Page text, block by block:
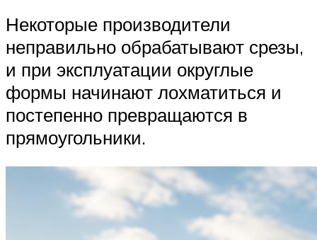
Некоторые производители
неправильно обрабатывают срезы,
и при эксплуатации округлые
формы начинают лохматиться и
постепенно превращаются в
прямоугольники.